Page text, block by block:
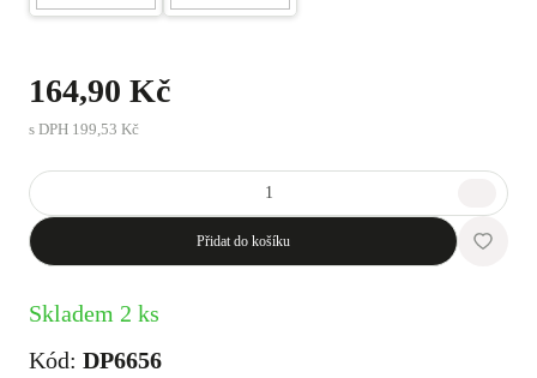
164,90 Kč
s DPH 199,53 Kč
Přidat do košíku
Skladem 2 ks
Kód: DP6656